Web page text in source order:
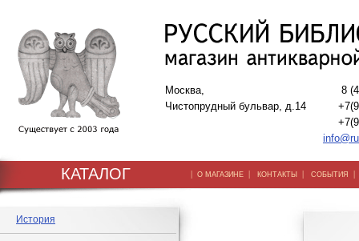
Москва,
Чистопрудный бульвар, д.14
8
КАТАЛОГ | О МАГАЗИНЕ | КОНТАКТЫ | СОБЫТИЯ
История